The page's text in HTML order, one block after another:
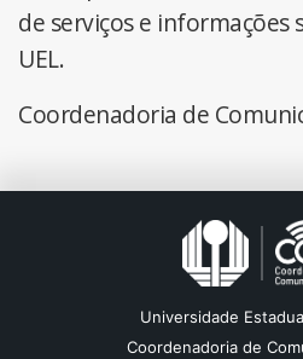
de serviços e informações
UEL.
Coordenadoria de
Universidade
Coordenadoria de